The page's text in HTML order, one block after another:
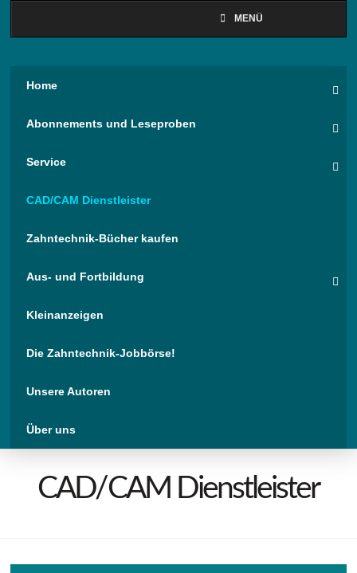
MENÜ
Home
Abonnements und Leseproben
Service
CAD/CAM Dienstleister
Zahntechnik-Bücher kaufen
Aus- und Fortbildung
Kleinanzeigen
Die Zahntechnik-Jobbörse!
Unsere Autoren
Über uns
CAD/CAM Dienstleister